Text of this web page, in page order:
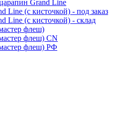
Grand Line
Line (с кисточкой) - под заказ
Line (с кисточкой) - склад
флеш)
флеш) CN
флеш) РФ